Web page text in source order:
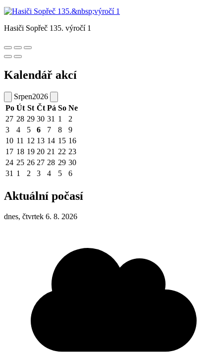
Hasiči Sopřeč 135. výročí 1
Kalendář akcí
Srpen2026
Po Út St Čt Pá So Ne
27 28 29 30 31 1
2
3
4 5 6 7 8
9
10 11 12 13 14 15 16
17 18 19 20 21 22 23
24 25 26 27 28 29 30
31 1 2 3 4 5 6
Aktuální počasí
dnes, čtvrtek 6. 8. 2026